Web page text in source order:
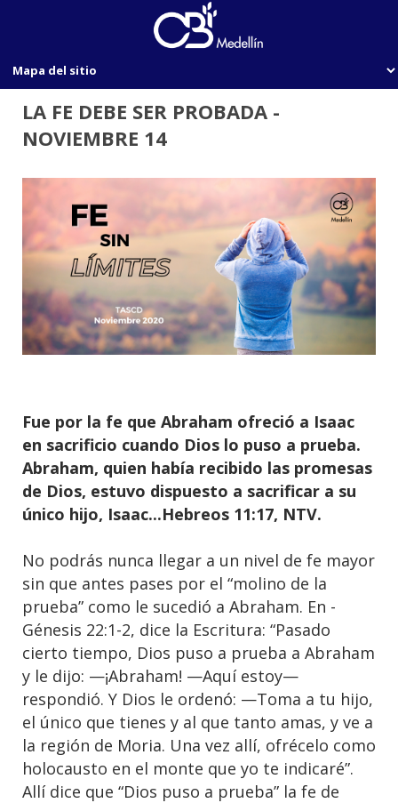
LA FE DEBE SER PROBADA -
NOVIEMBRE 14
Fue por la fe que Abraham ofreció a Isaac
en sacrificio cuando Dios lo puso a prueba.
Abraham, quien había recibido las promesas
de Dios, estuvo dispuesto a sacrificar a su
único hijo, Isaac...Hebreos 11:17, NTV.
No podrás nunca llegar a un nivel de fe mayor
sin que antes pases por el “molino de la
prueba” como le sucedió a Abraham. En -
Génesis 22:1-2, dice la Escritura: “Pasado
cierto tiempo, Dios puso a prueba a Abraham
y le dijo: —¡Abraham! —Aquí estoy—
respondió. Y Dios le ordenó: —Toma a tu hijo,
el único que tienes y al que tanto amas, y ve a
la región de Moria. Una vez allí, ofrécelo como
holocausto en el monte que yo te indicaré”.
Allí dice que “Dios puso a prueba” la fe de